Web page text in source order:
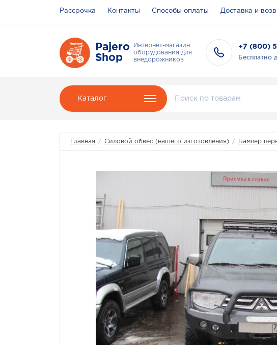
Рассрочка Контакты Способы оплаты Доставка и
Pajero
Shop
Интернет-магазин
оборудования для
внедорожников
+7 (800)
Бесплатно
Каталог
Главная / Силовой обвес (нашего изготовления) / Бампер